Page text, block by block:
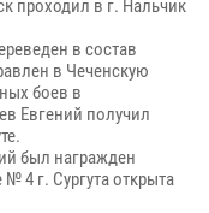
проходил в г. Нальчик
в состав
в Чеченскую
боев в
Евгений получил
был награжден
4 г. Сургута открыта